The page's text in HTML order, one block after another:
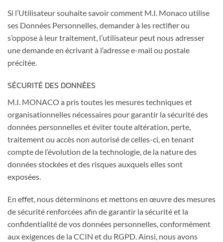
Si l’Utilisateur souhaite savoir comment M.I. Monaco utilise
ses Données Personnelles, demander à les rectifier ou
s’oppose à leur traitement, l’utilisateur peut nous adresser
une demande en écrivant à l’adresse e-mail ou postale
précitée.
SÉCURITÉ DES DONNÉES
M.I. MONACO a pris toutes les mesures techniques et
organisationnelles nécessaires pour garantir la sécurité des
données personnelles et éviter toute altération, perte,
traitement ou accès non autorisé de celles-ci, en tenant
compte de l’évolution de la technologie, de la nature des
données stockées et des risques auxquels elles sont
exposées.
En effet, nous déterminons et mettons en œuvre des mesures
de sécurité renforcées afin de garantir la sécurité et la
confidentialité de vos données personnelles, conformément
aux exigences de la CCIN et du RGPD. Ainsi, nous avons